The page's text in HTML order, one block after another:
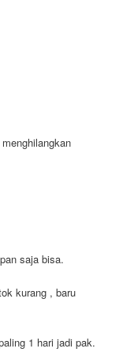
saja bisa.
kurang , baru
1 hari jadi pak.